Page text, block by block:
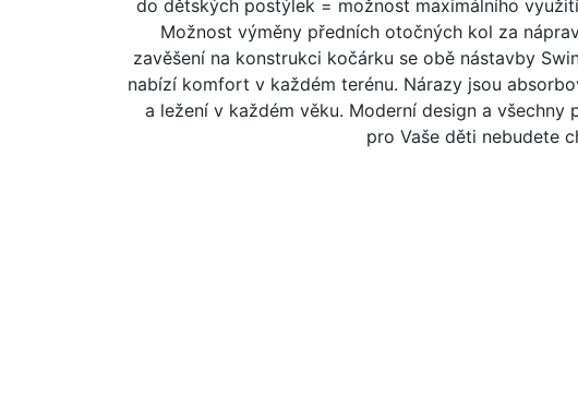
do dětských postýlek = možnost maximálního
Možnost výměny předních otočných kol za
zavěšení na konstrukci kočárku se obě nástavby
nabízí komfort v každém terénu. Nárazy jsou
a ležení v každém věku. Moderní design a
pro Vaše děti nebudete